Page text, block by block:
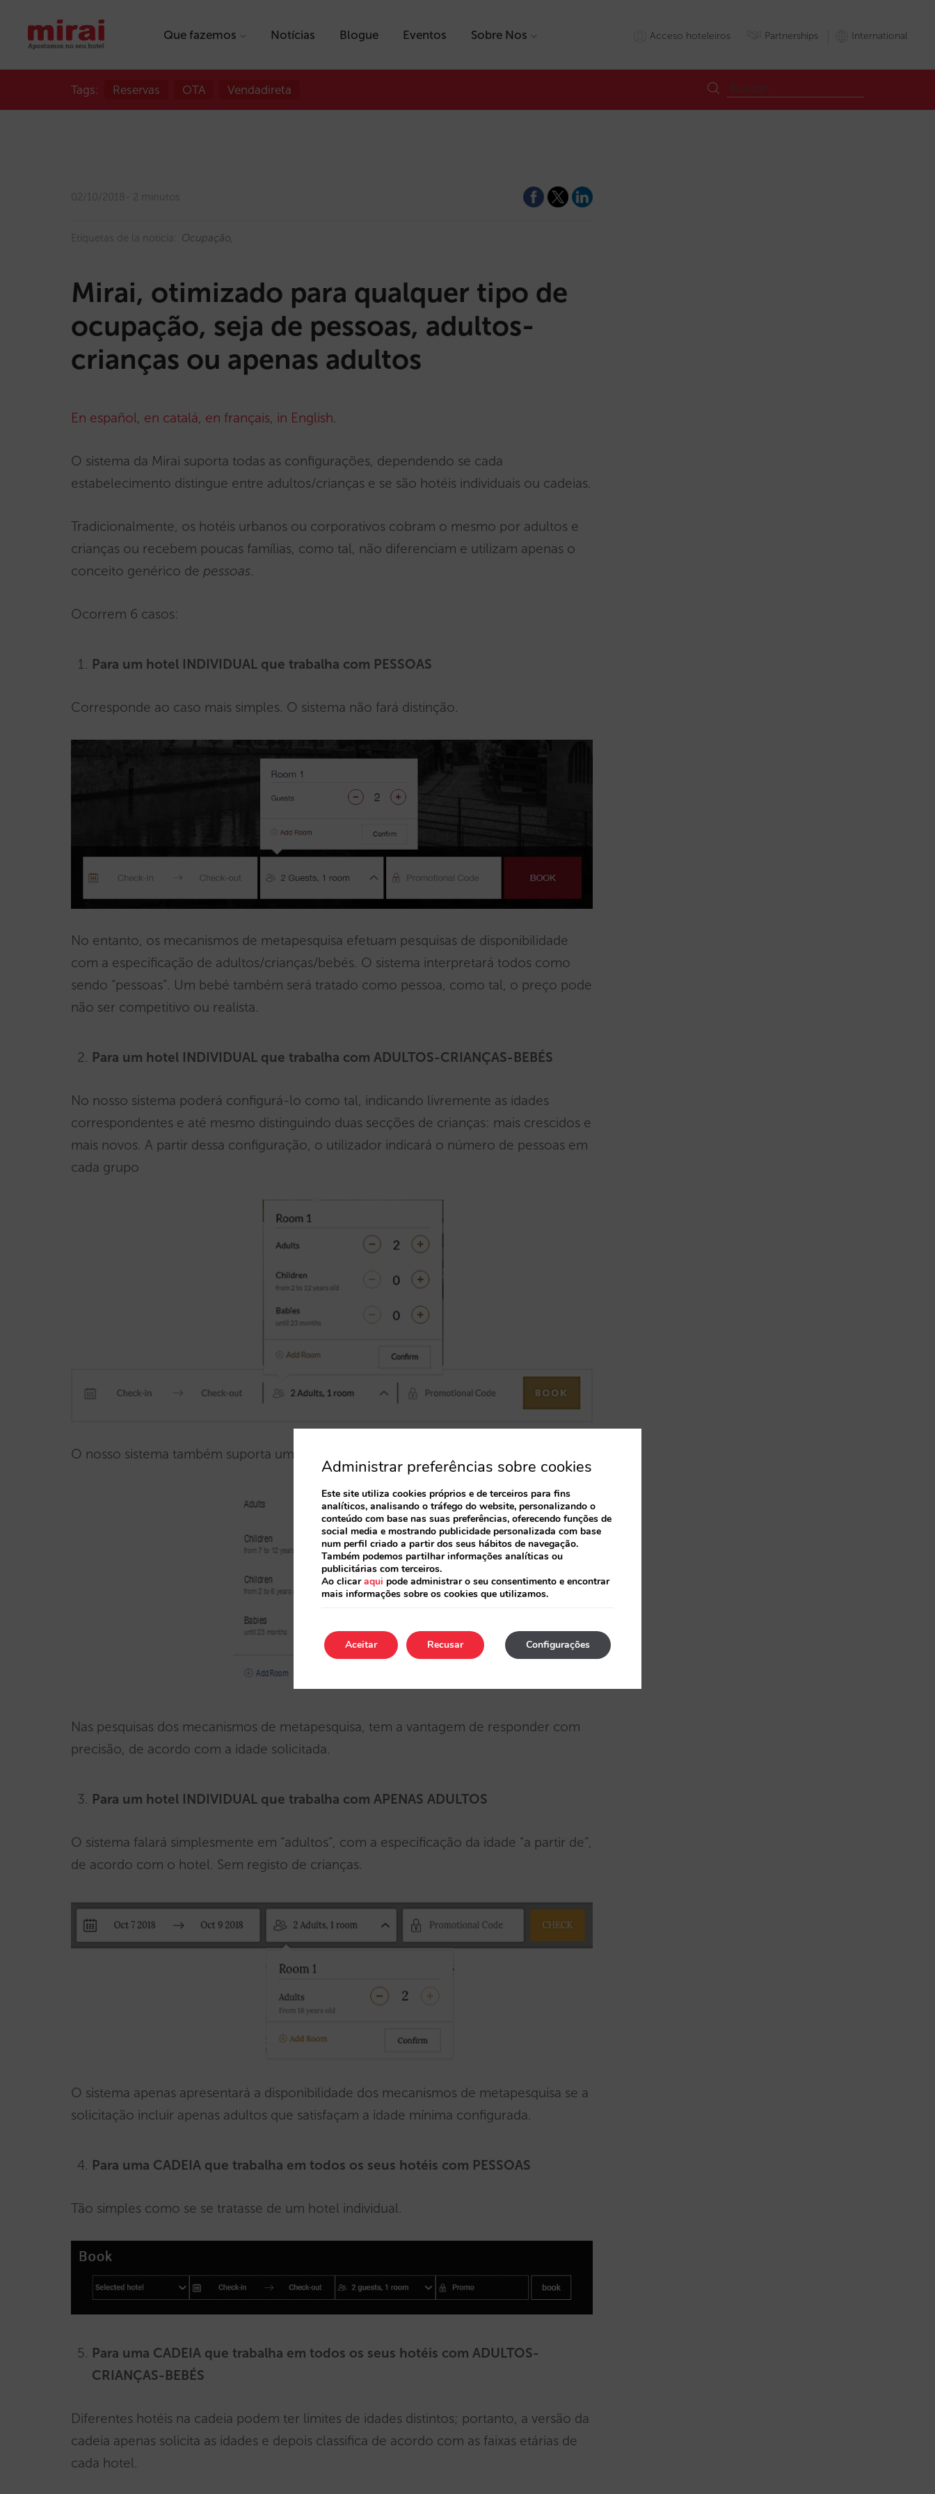
Que fazemos Notícias Blogue Eventos Sobre Nos Acceso hoteleiros Partnerships International
Tags: Reservas OTA Vendadireta
02/10/2018 2 minutos
Etiquetas de la noticia: Ocupação
Mirai, otimizado para qualquer tipo de
ocupação, seja de pessoas, adultos-
crianças ou apenas adultos
En español, en catalá, en français, in English.
O sistema da Mirai suporta todas as configurações, dependendo se cada
estabelecimento distingue entre adultos/crianças e se são hotéis individuais ou cadeias.
Tradicionalmente, os hotéis urbanos ou corporativos cobram o mesmo por adultos e
crianças ou recebem poucas famílias, como tal, não diferenciam e utilizam apenas o
conceito genérico de pessoas.
Ocorrem 6 casos:
Para um hotel INDIVIDUAL que trabalha com PESSOAS
Corresponde ao caso mais simples. O sistema não fará distinção.
No entanto, os mecanismos de metapesquisa efetuam pesquisas de disponibilidade
com a especificação de adultos/crianças/bebés. O sistema interpretará todos como
sendo “pessoas”. Um bebé também será tratado como pessoa, como tal, o preço pode
não ser competitivo ou realista.
Para um hotel INDIVIDUAL que trabalha com ADULTOS-CRIANÇAS-BEBÉS
No nosso sistema poderá configurá-lo como tal, indicando livremente as idades
correspondentes e até mesmo distinguindo duas secções de crianças: mais crescidos e
mais novos. A partir dessa configuração, o utilizador indicará o número de pessoas em
cada grupo
O nosso sistema também suporta um hotel com duas secções de crianças:
Nas pesquisas dos mecanismos de metapesquisa, tem a vantagem de responder com
precisão, de acordo com a idade solicitada.
Para um hotel INDIVIDUAL que trabalha com APENAS ADULTOS
O sistema falará simplesmente em “adultos”, com a especificação da idade “a partir de”,
de acordo com o hotel. Sem registo de crianças.
O sistema apenas apresentará a disponibilidade dos mecanismos de metapesquisa se a
solicitação incluir apenas adultos que satisfaçam a idade mínima configurada.
Para uma CADEIA que trabalha em todos os seus hotéis com PESSOAS
Tão simples como se se tratasse de um hotel individual.
Para uma CADEIA que trabalha em todos os seus hotéis com ADULTOS-
CRIANÇAS-BEBÉS
Diferentes hotéis na cadeia podem ter limites de idades distintos; portanto, a versão da
cadeia apenas solicita as idades e depois classifica de acordo com as faixas etárias de
cada hotel.
Administrar preferências sobre cookies
Este site utiliza cookies próprios e de terceiros para fins
analíticos, analisando o tráfego do website, personalizando o
conteúdo com base nas suas preferências, oferecendo funções de
social media e mostrando publicidade personalizada com base
num perfil criado a partir dos seus hábitos de navegação.
Também podemos partilhar informações analíticas ou
publicitárias com terceiros.
Ao clicaraqui pode administrar o seu consentimento e encontrar
mais informações sobre os cookies que utilizamos.
Aceitar Configurações
Recusar